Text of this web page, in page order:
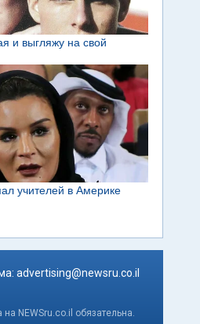
advertising@newsru.co.il
NEWSru.co.il обязательна.